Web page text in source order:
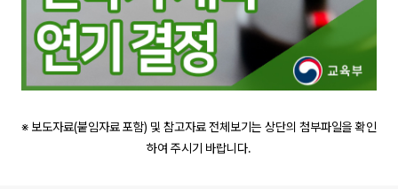
※ 보도자료(붙임자료 포함) 및 참고자료 전체보기는 상단의 첨부파일을 확인
하여 주시기 바랍니다.